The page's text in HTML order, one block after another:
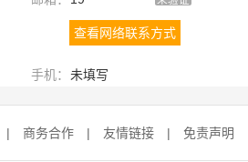
查看网络联系方式
手机： 未填写
| 商务合作 | 友情链接 | 免责声明